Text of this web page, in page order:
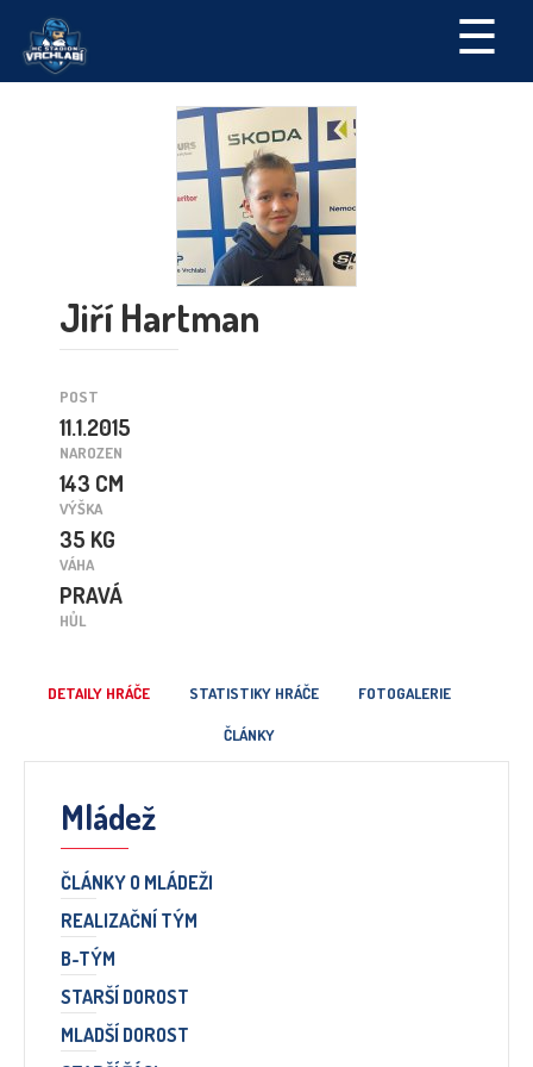
☰
Jiří Hartman
POST
11.1.2015
NAROZEN
143 CM
VÝŠKA
35 KG
VÁHA
PRAVÁ
HŮL
DETAILY HRÁČE STATISTIKY HRÁČE FOTOGALERIE
ČLÁNKY
Mládež
ČLÁNKY O MLÁDEŽI
REALIZAČNÍ TÝM
B-TÝM
STARŠÍ DOROST
MLADŠÍ DOROST